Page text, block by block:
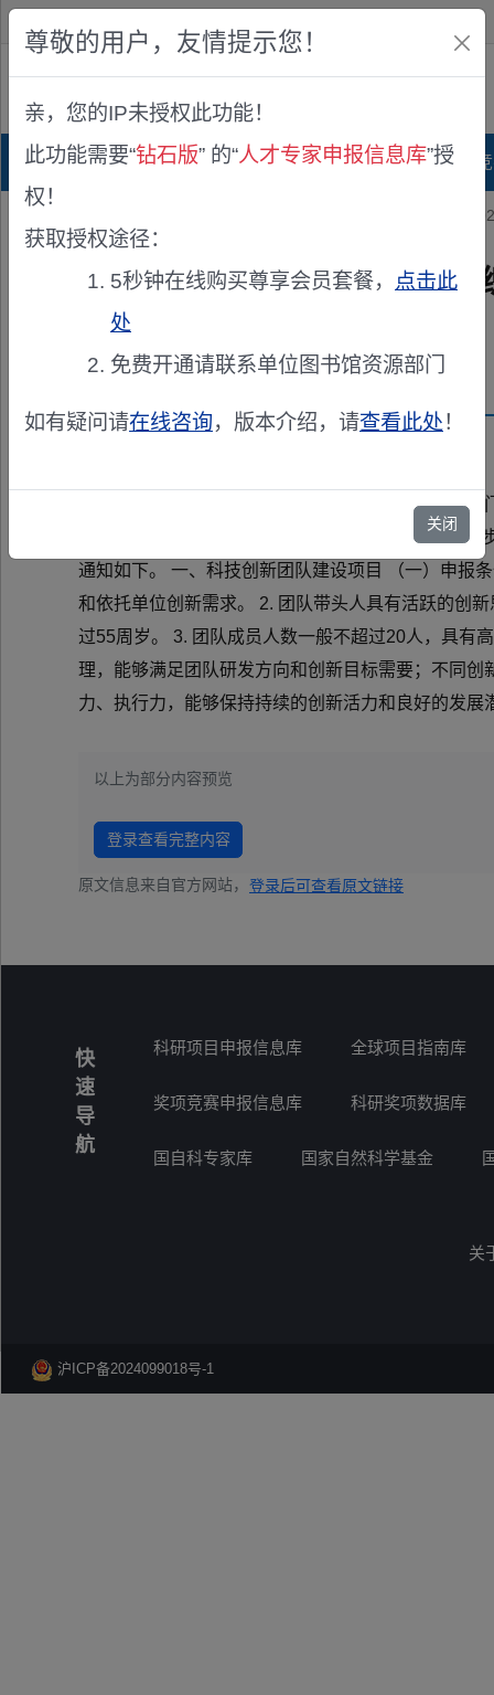
公众版
首页 科研项目库 项目指南库 奖项
> 宁夏回族自治区科技厅关于组织申报
宁夏回族自治区科技厅关于
目的通知
发布机构：宁夏回族自治区科学技术厅
各市、县（区）科技管理部门，自治区相关
区的安排部署，扎实推进“才聚宁夏1134行动”，进
通知如下。 一、科技创新团队建设项目 （一）申报
和依托单位创新需求。 2. 团队带头人具有活跃的创
过55周岁。 3. 团队成员人数一般不超过20人，具有
理，能够满足团队研发方向和创新目标需要；不同
力、执行力，能够保持持续的创新活力和良好的发展
以上为部分内容预览
登录查看完整内容
原文信息来自官方网站， 登录后可查看原文链接
快
速
导
航
科研项目申报信息库 全球项目指南库
奖项竞赛申报信息库 科研奖项数据库
国自科专家库 国家自然科学基金
关
沪ICP备2024099018号-1
尊敬的用户，友情提示您！
亲，您的IP未授权此功能！
此功能需要“钻石版” 的“人才专家申报信息库”授
权！
获取授权途径：
5秒钟在线购买尊享会员套餐， 点击此
处
免费开通请联系单位图书馆资源部门
如有疑问请在线咨询，版本介绍，请查看此处！
关闭